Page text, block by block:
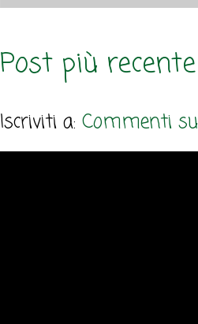
Post più recente
Iscriviti a: Commenti